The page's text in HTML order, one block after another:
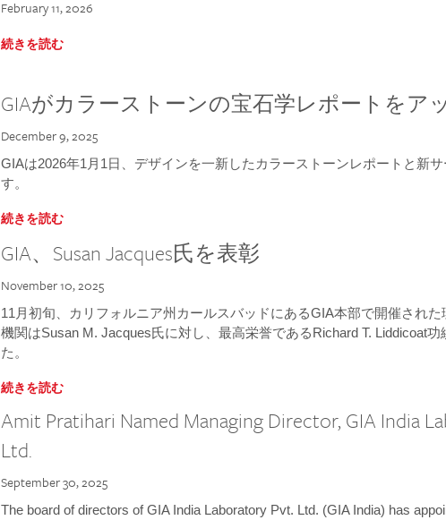
February 11, 2026
続きを読む
GIAがカラーストーンの宝石学レポートをア
December 9, 2025
GIAは2026年1月1日、デザインを一新したカラーストーンレポートと新
す。
続きを読む
GIA、Susan Jacques氏を表彰
November 10, 2025
11月初旬、カリフォルニア州カールスバッドにあるGIA本部で開催され
機関はSusan M. Jacques氏に対し、最高栄誉であるRichard T. Liddicoat功
た。
続きを読む
Amit Pratihari Named Managing Director, GIA India
Ltd.
September 30, 2025
The board of directors of GIA India Laboratory Pvt. Ltd. (GIA India) has